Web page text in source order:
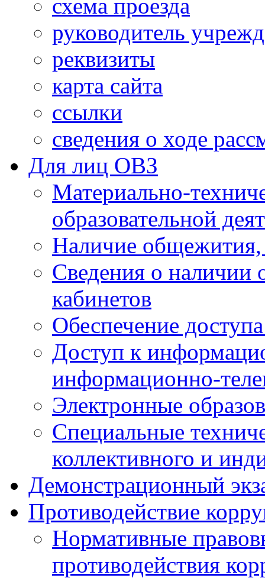
схема проезда
руководитель
реквизиты
карта сайта
ссылки
сведения о ходе
Для лиц ОВЗ
Материально-
образовательной
Наличие общежития,
Сведения о наличии
кабинетов
Обеспечение
Доступ к
информационно-
Электронные
Специальные
коллективного и
Демонстрационный
Противодействие
Нормативные
противодействия